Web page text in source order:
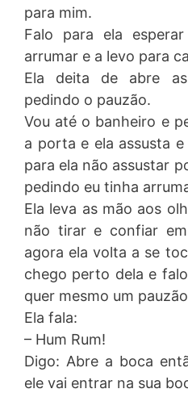
para mim.
Falo para ela
arrumar e a levo para
Ela deita de abre
pedindo o pauzão.
Vou até o banheiro e
a porta e ela assusta
para ela não assustar
pedindo eu tinha
Ela leva as mão aos
não tirar e confiar
agora ela volta a se
chego perto dela e
quer mesmo um
Ela fala:
– Hum Rum!
Digo: Abre a boca
ele vai entrar na sua